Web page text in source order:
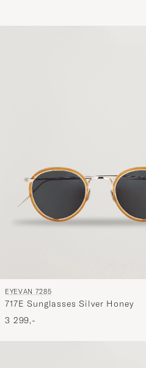
EYEVAN 7285
717E Sunglasses Silver Honey
3 299,-